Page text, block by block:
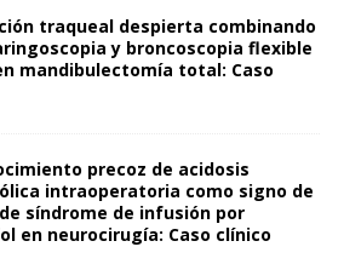
traqueal despierta combinando
y broncoscopia flexible
mandibulectomía total: Caso
precoz de acidosis
intraoperatoria como signo de
síndrome de infusión por
en neurocirugía: Caso clínico